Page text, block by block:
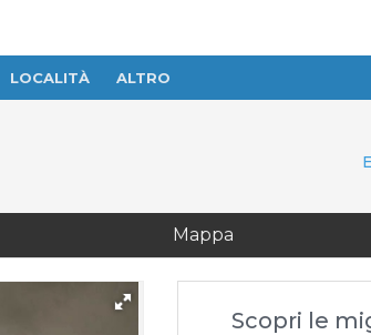
LOCALITÀ ALTRO
Mappa
Scopri le